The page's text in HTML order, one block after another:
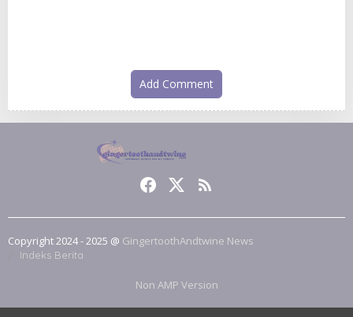
Add Comment
Copyright 2024 - 2025 @ GingertoothAndtwine News
Indeks Berita
Non AMP Version